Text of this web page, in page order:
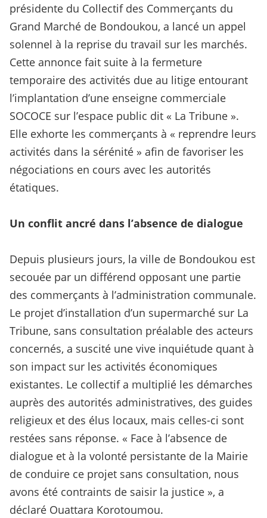
présidente du Collectif des Commerçants du
Grand Marché de Bondoukou, a lancé un appel
solennel à la reprise du travail sur les marchés.
Cette annonce fait suite à la fermeture
temporaire des activités due au litige entourant
l’implantation d’une enseigne commerciale
SOCOCE sur l’espace public dit « La Tribune ».
Elle exhorte les commerçants à « reprendre leurs
activités dans la sérénité » afin de favoriser les
négociations en cours avec les autorités
étatiques.
Un conflit ancré dans l’absence de dialogue
Depuis plusieurs jours, la ville de Bondoukou est
secouée par un différend opposant une partie
des commerçants à l’administration communale.
Le projet d’installation d’un supermarché sur La
Tribune, sans consultation préalable des acteurs
concernés, a suscité une vive inquiétude quant à
son impact sur les activités économiques
existantes. Le collectif a multiplié les démarches
auprès des autorités administratives, des guides
religieux et des élus locaux, mais celles-ci sont
restées sans réponse. « Face à l’absence de
dialogue et à la volonté persistante de la Mairie
de conduire ce projet sans consultation, nous
avons été contraints de saisir la justice », a
déclaré Ouattara Korotoumou.